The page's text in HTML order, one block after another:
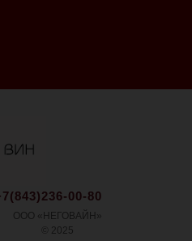
ООО «НЕГОВАЙН»
© 2025
00-80